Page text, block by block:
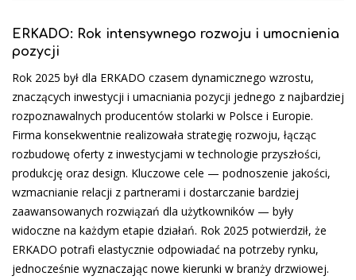
ERKADO: Rok intensywnego rozwoju i umocnienia
pozycji
Rok 2025 był dla ERKADO czasem dynamicznego wzrostu,
znaczących inwestycji i umacniania pozycji jednego z najbardziej
rozpoznawalnych producentów stolarki w Polsce i Europie.
Firma konsekwentnie realizowała strategię rozwoju, łącząc
rozbudowę oferty z inwestycjami w technologie przyszłości,
produkcję oraz design. Kluczowe cele — podnoszenie jakości,
wzmacnianie relacji z partnerami i dostarczanie bardziej
zaawansowanych rozwiązań dla użytkowników — były
widoczne na każdym etapie działań. Rok 2025 potwierdził, że
ERKADO potrafi elastycznie odpowiadać na potrzeby rynku,
jednocześnie wyznaczając nowe kierunki w branży drzwiowej.